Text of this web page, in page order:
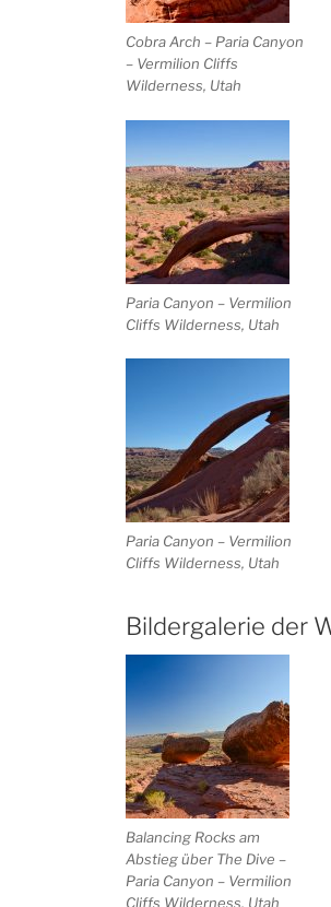
Cobra Arch – Paria Canyon
– Vermilion Cliffs
Wilderness, Utah
Paria Canyon – Vermilion
Cliffs Wilderness, Utah
Paria Canyon – Vermilion
Cliffs Wilderness, Utah
Bildergalerie der
Balancing Rocks am
Abstieg über The Dive –
Paria Canyon – Vermilion
Cliffs Wilderness, Utah